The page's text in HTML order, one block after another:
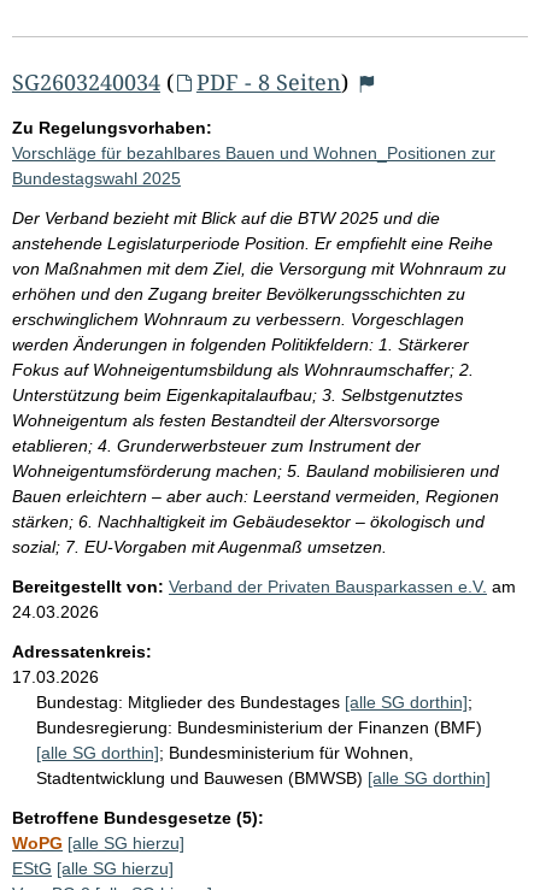
SG2603240034 ( PDF - 8 Seiten)
Zu Regelungsvorhaben:
Vorschläge für bezahlbares Bauen und Wohnen_Positionen zur
Bundestagswahl 2025
Der Verband bezieht mit Blick auf die BTW 2025 und die
anstehende Legislaturperiode Position. Er empfiehlt eine Reihe
von Maßnahmen mit dem Ziel, die Versorgung mit Wohnraum zu
erhöhen und den Zugang breiter Bevölkerungsschichten zu
erschwinglichem Wohnraum zu verbessern. Vorgeschlagen
werden Änderungen in folgenden Politikfeldern: 1. Stärkerer
Fokus auf Wohneigentumsbildung als Wohnraumschaffer; 2.
Unterstützung beim Eigenkapitalaufbau; 3. Selbstgenutztes
Wohneigentum als festen Bestandteil der Altersvorsorge
etablieren; 4. Grunderwerbsteuer zum Instrument der
Wohneigentumsförderung machen; 5. Bauland mobilisieren und
Bauen erleichtern – aber auch: Leerstand vermeiden, Regionen
stärken; 6. Nachhaltigkeit im Gebäudesektor – ökologisch und
sozial; 7. EU-Vorgaben mit Augenmaß umsetzen.
Bereitgestellt von: Verband der Privaten Bausparkassen e.V. am
24.03.2026
Adressatenkreis:
17.03.2026
Bundestag: Mitglieder des Bundestages [alle SG dorthin];
Bundesregierung: Bundesministerium der Finanzen (BMF)
[alle SG dorthin]; Bundesministerium für Wohnen,
Stadtentwicklung und Bauwesen (BMWSB) [alle SG dorthin]
Betroffene Bundesgesetze (5):
WoPG [alle SG hierzu]
EStG [alle SG hierzu]